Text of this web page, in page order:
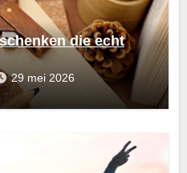
die echt
29 mei 2026